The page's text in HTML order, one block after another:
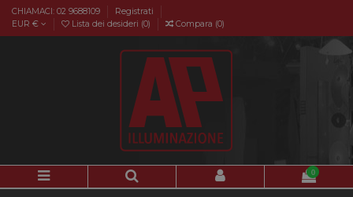
CHIAMACI: 02 9688109
Registrati
EUR €
Lista dei desideri (0) Compara (0)
0